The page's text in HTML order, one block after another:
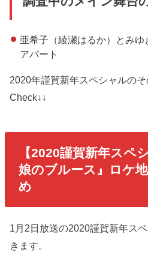
亜希子（綾瀬はるか）とみ
アパート
2020年謹賀新年スペシャルの
Check↓↓
【2020謹賀新年スペ
娘のブルース』ロケ
め
1月2日放送の2020謹賀新年ス
きます。